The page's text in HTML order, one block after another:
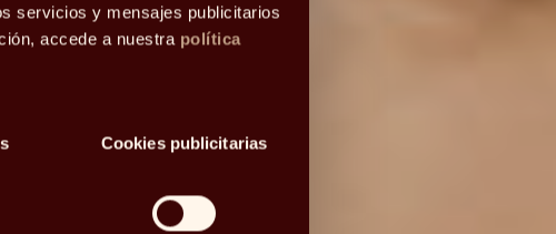
servicios y mensajes publicitarios
accede a nuestra política
Cookies publicitarias